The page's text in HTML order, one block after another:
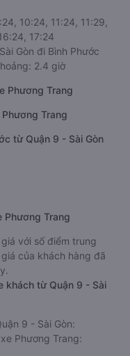
10:24, 11:24, 11:29,
17:24
Gòn đi Bình Phước
2.4 giờ
Phương Trang
Trang
từ Quận 9 - Sài Gòn
Phương Trang
với số điểm trung
của khách hàng đã
khách từ Quận 9 - Sài
9 - Sài Gòn:
Phương Trang: